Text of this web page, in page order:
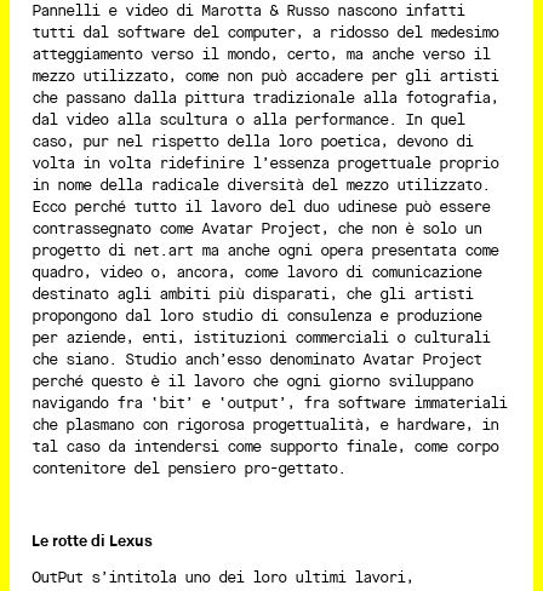
Pannelli e video di Marotta & Russo nascono infatti
tutti dal software del computer, a ridosso del medesimo
atteggiamento verso il mondo, certo, ma anche verso il
mezzo utilizzato, come non può accadere per gli artisti
che passano dalla pittura tradizionale alla fotografia,
dal video alla scultura o alla performance. In quel
caso, pur nel rispetto della loro poetica, devono di
volta in volta ridefinire l’essenza progettuale proprio
in nome della radicale diversità del mezzo utilizzato.
Ecco perché tutto il lavoro del duo udinese può essere
contrassegnato come Avatar Project, che non è solo un
progetto di net.art ma anche ogni opera presentata come
quadro, video o, ancora, come lavoro di comunicazione
destinato agli ambiti più disparati, che gli artisti
propongono dal loro studio di consulenza e produzione
per aziende, enti, istituzioni commerciali o culturali
che siano. Studio anch’esso denominato Avatar Project
perché questo è il lavoro che ogni giorno sviluppano
navigando fra ‘bit’ e ‘output’, fra software immateriali
che plasmano con rigorosa progettualità, e hardware, in
tal caso da intendersi come supporto finale, come corpo
contenitore del pensiero pro-gettato.
Le rotte di Lexus
OutPut s’intitola uno dei loro ultimi lavori,